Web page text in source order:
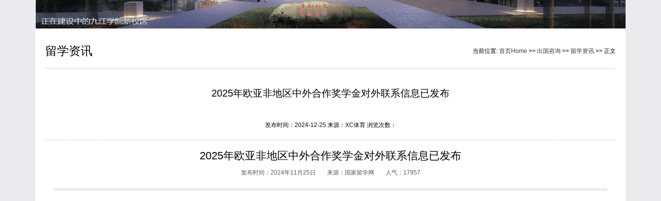
留学资讯 当前位置: 首页Home >> 出国咨询 >> 留学资讯 >> 正文
2025年欧亚非地区中外合作奖学金对外联系信息已发布
发布时间：2024-12-25 来源：XC体育 浏览次数：
2025年欧亚非地区中外合作奖学金对外联系信息已发布
发布时间：2024年11月25日 来源：国家留学网 人气：17957